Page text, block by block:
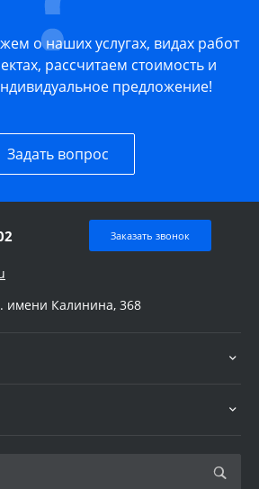
о наших услугах, видах работ
рассчитаем стоимость и
предложение!
Задать вопрос
Заказать звонок
имени Калинина, 368